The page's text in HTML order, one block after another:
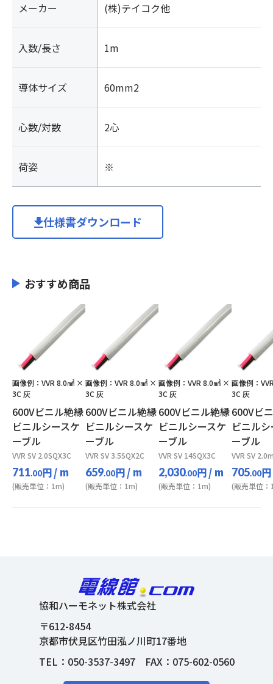
メーカー (株)テイコク他
入数/長さ 1m
導体サイズ 60mm2
心数/対数 2心
荷姿 ※
仕様書ダウンロード
おすすめ商品
画像例：VVR 8.0㎟ ×
3C 灰
600Vビニル絶縁
ビニルシースケ
ーブル
VVR SV 2.0SQX3C
711.00円/ m
(販売単位：1m)
画像例：VVR 8.0㎟ ×
3C 灰
600Vビニル絶縁
ビニルシースケ
ーブル
VVR SV 3.5SQX2C
659.00円/ m
(販売単位：1m)
画像例：VVR 8.0㎟ ×
3C 灰
600Vビニル絶縁
ビニルシースケ
ーブル
VVR SV 14SQX3C
2,030.00円/ m
(販売単位：1m)
画像例：
3C 灰
600Vビ
ビニル
ーブル
VVR SV
705.00円
(販売単位：
協和ハーモネット株式会社
〒612-8454
京都市伏見区竹田泓ノ川町17番地
TEL： 050-3537-3497FAX：075-602-0560